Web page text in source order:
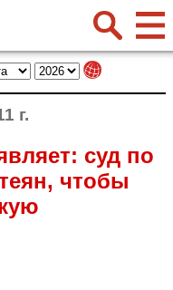
г.
суд по
чтобы